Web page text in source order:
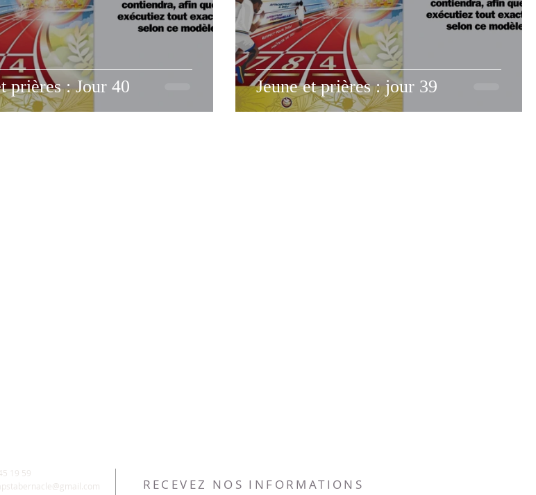
prières : Jour 40 Jeune et prières : jour 39
19 59
RECEVEZ NOS INFORMATIONS